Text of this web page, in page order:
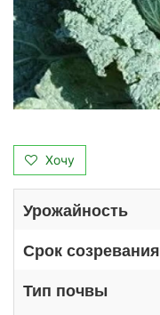
Хочу
Урожайность
Срок созревания
Тип почвы